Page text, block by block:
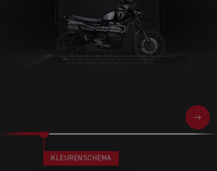
NEXT
KLEURENSCHEMA